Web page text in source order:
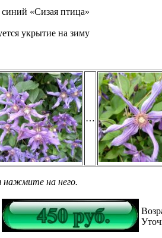
«Сизая птица»
укрытие на зиму
…
нажмите на него.